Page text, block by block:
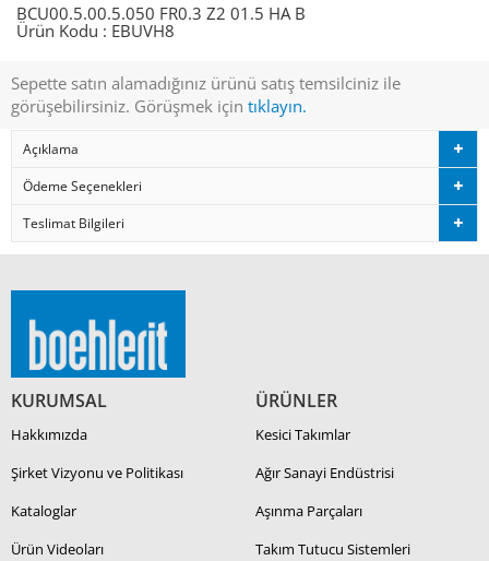
BCU00.5.00.5.050 FR0.3 Z2 01.5 HA B
Ürün Kodu : EBUVH8
Sepette satın alamadığınız ürünü satış temsilciniz ile
görüşebilirsiniz. Görüşmek için tıklayın.
Açıklama
Ödeme Seçenekleri
Teslimat Bilgileri
KURUMSAL
Hakkımızda
Şirket Vizyonu ve Politikası
Kataloglar
Ürün Videoları
ÜRÜNLER
Kesici Takımlar
Ağır Sanayi Endüstrisi
Aşınma Parçaları
Takım Tutucu Sistemleri